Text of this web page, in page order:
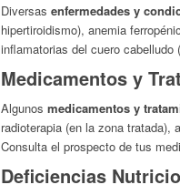
Diversas enfermedades y
hipertiroidismo), anemia
inflamatorias del cuero
Medicamentos y
Algunos medicamentos y
radioterapia (en la zona
Consulta el prospecto de tus
Deficiencias